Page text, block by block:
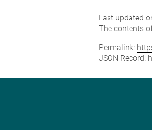
Last updated
The contents
Permalink:
JSON Record: